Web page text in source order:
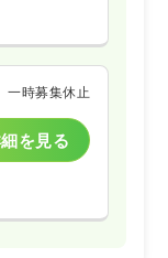
一時募集休止
を見る